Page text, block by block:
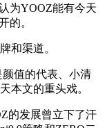
为YOOZ能有今天
的。
和渠道。
值的代表、小清
本文的重头戏。
的发展曾立下了汗